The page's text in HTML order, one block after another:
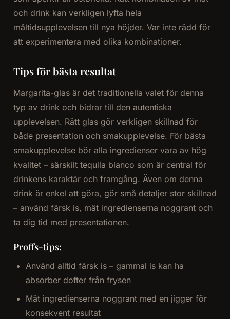
och drink kan verkligen lyfta hela
måltidsupplevelsen till nya höjder. Var inte rädd för
att experimentera med olika kombinationer.
Tips för bästa resultat
Margarita-glas är det traditionella valet för denna
typ av drink och bidrar till den autentiska
upplevelsen. Rätt glas gör verkligen skillnad för
både presentation och smakupplevelse. För bästa
smakupplevelse bör alla ingredienser vara av hög
kvalitet – särskilt tequila blanco som är central för
drinkens karaktär och framgång. Även om denna
drink är enkel att göra, gör små detaljer stor skillnad
– använd färsk is, mät ingredienserna noggrant och
ta dig tid med presentationen.
Proffs-tips:
Använd alltid färsk is – gammal is kan ha
absorber dofter från frysen
Mät ingredienserna noggrant med en jigger för
konsekvent resultat